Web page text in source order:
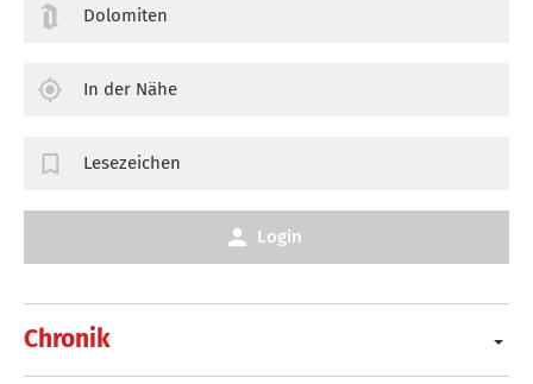
Chronik
Dolomiten
In der Nähe
Lesezeichen
Login